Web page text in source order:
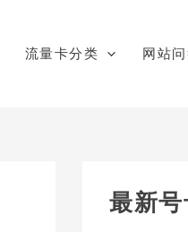
流量卡分类 网站
最新号